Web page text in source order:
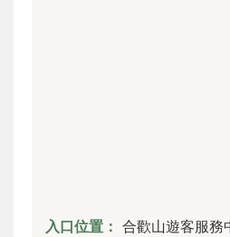
入口位置： 合歡山遊客服務